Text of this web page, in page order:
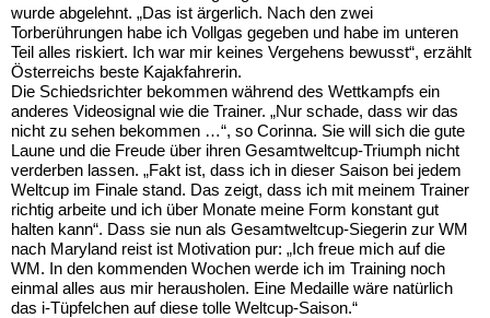
wurde abgelehnt. „Das ist ärgerlich. Nach den zwei
Torberührungen habe ich Vollgas gegeben und habe im unteren
Teil alles riskiert. Ich war mir keines Vergehens bewusst“, erzählt
Österreichs beste Kajakfahrerin.
Die Schiedsrichter bekommen während des Wettkampfs ein
anderes Videosignal wie die Trainer. „Nur schade, dass wir das
nicht zu sehen bekommen …“, so Corinna. Sie will sich die gute
Laune und die Freude über ihren Gesamtweltcup-Triumph nicht
verderben lassen. „Fakt ist, dass ich in dieser Saison bei jedem
Weltcup im Finale stand. Das zeigt, dass ich mit meinem Trainer
richtig arbeite und ich über Monate meine Form konstant gut
halten kann“. Dass sie nun als Gesamtweltcup-Siegerin zur WM
nach Maryland reist ist Motivation pur: „Ich freue mich auf die
WM. In den kommenden Wochen werde ich im Training noch
einmal alles aus mir herausholen. Eine Medaille wäre natürlich
das i-Tüpfelchen auf diese tolle Weltcup-Saison.“